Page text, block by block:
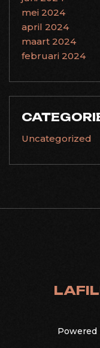
mei 2024
april 2024
maart 2024
februari 2024
Uncategorized
Powered